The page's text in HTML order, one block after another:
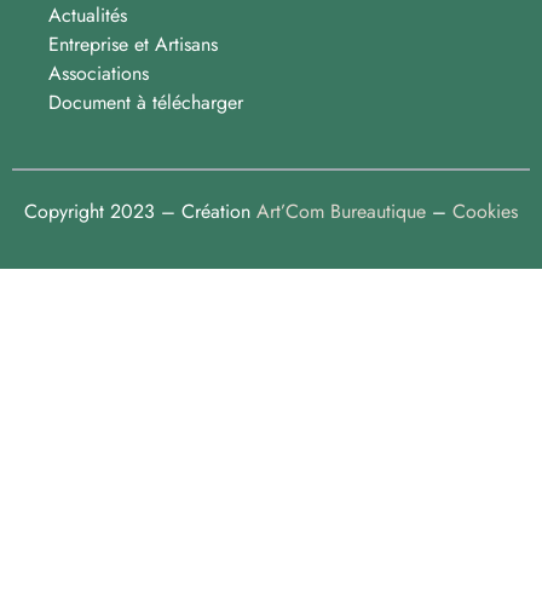
Actualités
Entreprise et Artisans
Associations
Document à télécharger
Copyright 2023 – Création Art’Com Bureautique – Cookies